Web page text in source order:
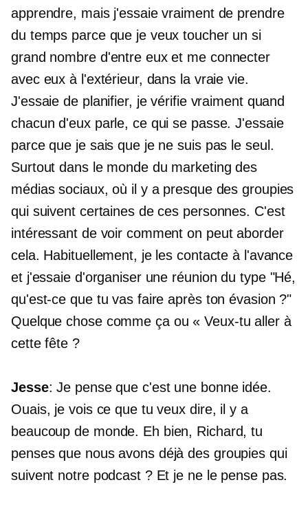
apprendre, mais j'essaie vraiment de prendre
du temps parce que je veux toucher un si
grand nombre d'entre eux et me connecter
avec eux à l'extérieur, dans la vraie vie.
J'essaie de planifier, je vérifie vraiment quand
chacun d'eux parle, ce qui se passe. J'essaie
parce que je sais que je ne suis pas le seul.
Surtout dans le monde du marketing des
médias sociaux, où il y a presque des groupies
qui suivent certaines de ces personnes. C'est
intéressant de voir comment on peut aborder
cela. Habituellement, je les contacte à l'avance
et j'essaie d'organiser une réunion du type "Hé,
qu'est-ce que tu vas faire après ton évasion ?"
Quelque chose comme ça ou « Veux-tu aller à
cette fête ?
Jesse: Je pense que c'est une bonne idée.
Ouais, je vois ce que tu veux dire, il y a
beaucoup de monde. Eh bien, Richard, tu
penses que nous avons déjà des groupies qui
suivent notre podcast ? Et je ne le pense pas.